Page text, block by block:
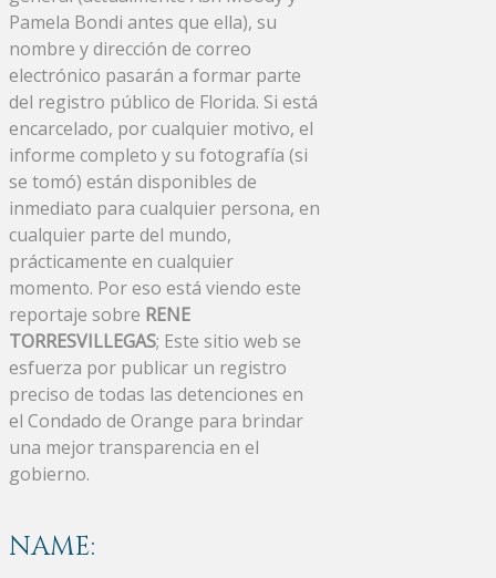
Pamela Bondi antes que ella), su
nombre y dirección de correo
electrónico pasarán a formar parte
del registro público de Florida. Si está
encarcelado, por cualquier motivo, el
informe completo y su fotografía (si
se tomó) están disponibles de
inmediato para cualquier persona, en
cualquier parte del mundo,
prácticamente en cualquier
momento. Por eso está viendo este
reportaje sobre RENE
TORRESVILLEGAS; Este sitio web se
esfuerza por publicar un registro
preciso de todas las detenciones en
el Condado de Orange para brindar
una mejor transparencia en el
gobierno.
NAME: